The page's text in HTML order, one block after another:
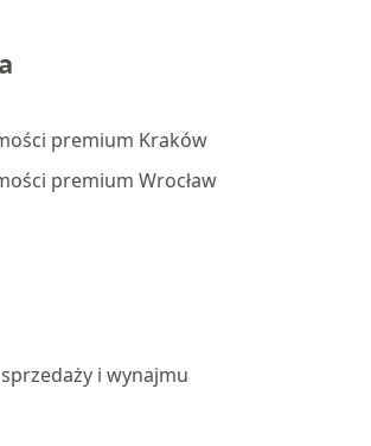
premium Kraków
premium Wrocław
i wynajmu